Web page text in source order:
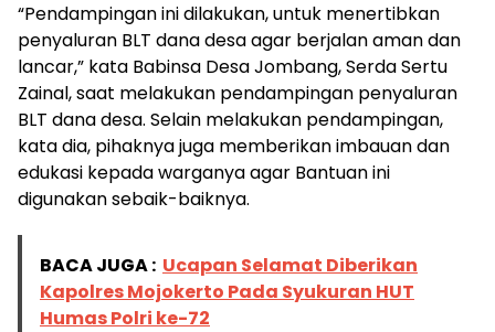
“Pendampingan ini dilakukan, untuk menertibkan
penyaluran BLT dana desa agar berjalan aman dan
lancar,” kata Babinsa Desa Jombang, Serda Sertu
Zainal, saat melakukan pendampingan penyaluran
BLT dana desa. Selain melakukan pendampingan,
kata dia, pihaknya juga memberikan imbauan dan
edukasi kepada warganya agar Bantuan ini
digunakan sebaik-baiknya.
BACA JUGA : Ucapan Selamat Diberikan
Kapolres Mojokerto Pada Syukuran HUT
Humas Polri ke-72